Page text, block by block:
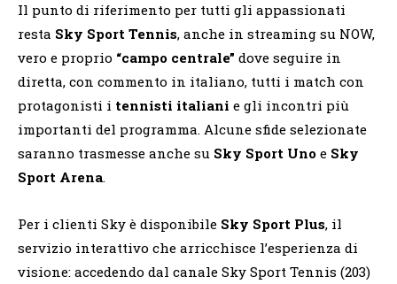
Il punto di riferimento per tutti gli appassionati
resta Sky Sport Tennis, anche in streaming su NOW,
vero e proprio “campo centrale” dove seguire in
diretta, con commento in italiano, tutti i match con
protagonisti i tennisti italiani e gli incontri più
importanti del programma. Alcune sfide selezionate
saranno trasmesse anche su Sky Sport Uno e Sky
Sport Arena.
Per i clienti Sky è disponibile Sky Sport Plus, il
servizio interattivo che arricchisce l’esperienza di
visione: accedendo dal canale Sky Sport Tennis (203)